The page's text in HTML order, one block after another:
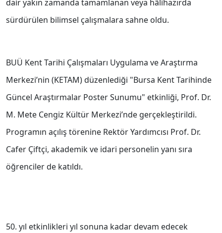
dair yakın zamanda tamamlanan veya hâlihazırda
sürdürülen bilimsel çalışmalara sahne oldu.
BUÜ Kent Tarihi Çalışmaları Uygulama ve Araştırma
Merkezi’nin (KETAM) düzenlediği "Bursa Kent Tarihinde
Güncel Araştırmalar Poster Sunumu" etkinliği, Prof. Dr.
M. Mete Cengiz Kültür Merkezi’nde gerçekleştirildi.
Programın açılış törenine Rektör Yardımcısı Prof. Dr.
Cafer Çiftçi, akademik ve idari personelin yanı sıra
öğrenciler de katıldı.
50. yıl etkinlikleri yıl sonuna kadar devam edecek